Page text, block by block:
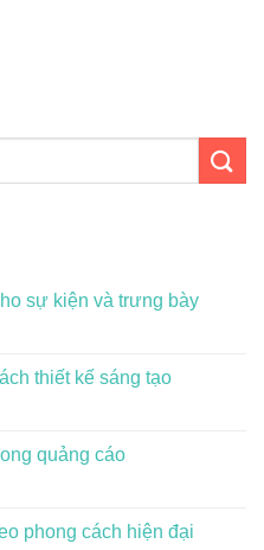
sự kiện và trưng bày
thiết kế sáng tạo
quảng cáo
phong cách hiện đại